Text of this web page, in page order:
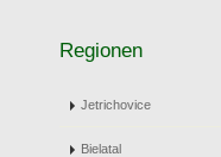
Regionen
Jetrichovice
Bielatal